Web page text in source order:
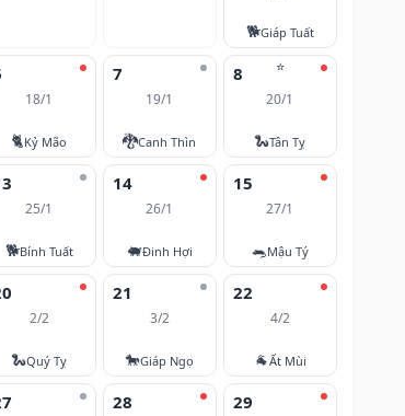
🐕Giáp Tuất
18/1
🐈Kỷ Mão
7
19/1
🐉Canh Thìn
⭐
8
20/1
🐍Tân Tỵ
25/1
🐕Bính Tuất
14
26/1
🐖Đinh Hợi
15
27/1
🐀Mậu Tý
2/2
🐍Quý Tỵ
21
3/2
🐎Giáp Ngọ
22
4/2
🐐Ất Mùi
28 29